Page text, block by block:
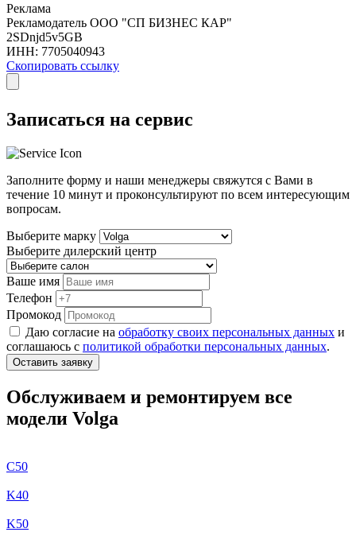
Реклама
Рекламодатель ООО "СП БИЗНЕС КАР"
2SDnjd5v5GB
ИНН: 7705040943
Скопировать ссылку
Записаться на сервис
Заполните форму и наши менеджеры свяжутся с Вами в
течение 10 минут и проконсультируют по всем интересующим
вопросам.
Выберите марку
Выберите дилерский центр
Ваше имя
Телефон
Промокод
Даю согласие на обработку своих персональных данных и
соглашаюсь с политикой обработки персональных данных.
Оставить заявку
Обслуживаем и ремонтируем все
модели Volga
C50
K40
K50